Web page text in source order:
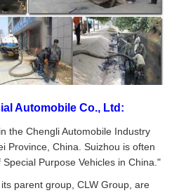
Automobile Co., Ltd:
the Chengli Automobile Industry
Province, China. Suizhou is often
Purpose Vehicles in China."
parent group, CLW Group, are